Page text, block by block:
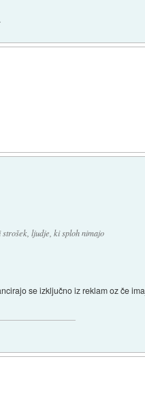
ljudje, ki sploh nimajo
se izključno iz reklam oz če